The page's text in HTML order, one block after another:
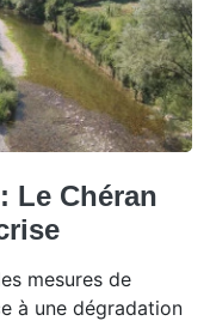
Le Chéran
mesures de
à une dégradation